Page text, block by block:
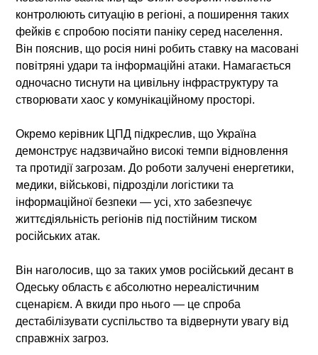
контролюють ситуацію в регіоні, а поширення таких
фейків є спробою посіяти паніку серед населення.
Він пояснив, що росія нині робить ставку на масовані
повітряні удари та інформаційні атаки. Намагається
одночасно тиснути на цивільну інфраструктуру та
створювати хаос у комунікаційному просторі.
Окремо керівник ЦПД підкреслив, що Україна
демонструє надзвичайно високі темпи відновлення
та протидії загрозам. До роботи залучені енергетики,
медики, військові, підрозділи логістики та
інформаційної безпеки — усі, хто забезпечує
життєдіяльність регіонів під постійним тиском
російських атак.
Він наголосив, що за таких умов російський десант в
Одеську область є абсолютно нереалістичним
сценарієм. А вкиди про нього — це спроба
дестабілізувати суспільство та відвернути увагу від
справжніх загроз.